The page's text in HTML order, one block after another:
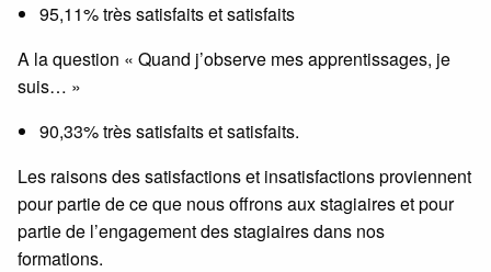
95,11% très satisfaits et satisfaits
A la question « Quand j’observe mes apprentissages, je
suis… »
90,33% très satisfaits et satisfaits.
Les raisons des satisfactions et insatisfactions proviennent
pour partie de ce que nous offrons aux stagiaires et pour
partie de l’engagement des stagiaires dans nos
formations.